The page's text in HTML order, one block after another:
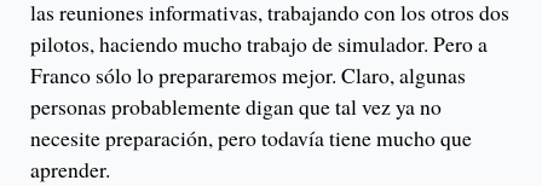
las reuniones informativas, trabajando con los otros dos
pilotos, haciendo mucho trabajo de simulador. Pero a
Franco sólo lo prepararemos mejor. Claro, algunas
personas probablemente digan que tal vez ya no
necesite preparación, pero todavía tiene mucho que
aprender.